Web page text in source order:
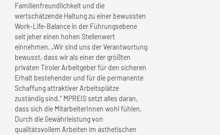
Familienfreundlichkeit und die
wertschätzende Haltung zu einer bewussten
Work-Life-Balance in der Führungsebene
seit jeher einen hohen Stellenwert
einnehmen. „Wir sind uns der Verantwortung
bewusst, dass wir als einer der größten
privaten Tiroler Arbeitgeber für den sicheren
Erhalt bestehender und für die permanente
Schaffung attraktiver Arbeitsplätze
zuständig sind.“ MPREIS setzt alles daran,
dass sich die MitarbeiterInnen wohl fühlen.
Durch die Gewährleistung von
qualitätsvollem Arbeiten im ästhetischen